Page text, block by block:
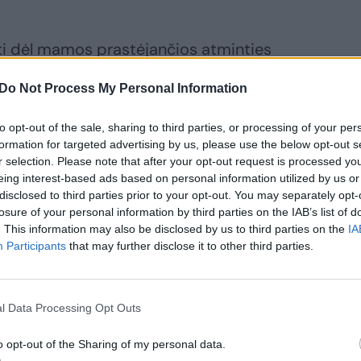
Do Not Process My Personal Information
opt-out of the sale, sharing to third parties, or processing of your
for targeted advertising by us, please use the below opt-out
selection. Please note that after your opt-out request is processed
interest-based ads based on personal information utilized by us
to third parties prior to your opt-out. You may separately
of your personal information by third parties on the IAB’s list of
This information may also be disclosed by us to third parties on the
Participants that may further disclose it to other third parties.
Data Processing Opt Outs
opt-out of the Sharing of my personal data.
dėl mamos prastėjančios atminties
Ne kartą konsultavausi su
tyrimų mamai, tačiau man buvo
tokiame amžiuje yra normalu ir
gerinti.
jos atmintis bloga, ji mažai ką
konferencijoje „Demencija, kaip
ankstyvoji diagnostika“, skirtai
dalijosi A. Gaižauskienė.
kad mamos atmintis visai šlubuoja. Ji
žodžius: duona, obuolys, peilis.